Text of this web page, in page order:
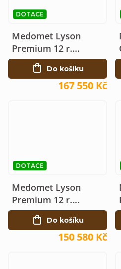
DOTACE
Medomet Lyson
Premium 12 r.
elektrický 230V Ø120
167 550 Kč
Do košíku
DOTACE
Medomet Lyson
Premium 12 r.
elektrický 230V Ø100
150 580 Kč
Do košíku